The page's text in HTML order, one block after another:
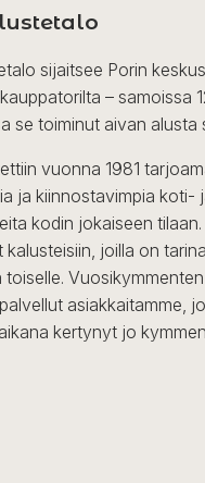
sijaitsee Porin
– samoissa
se toiminut aivan alusta
vuonna 1981
ja kiinnostavimpia koti-
kodin jokaiseen tilaan.
kalusteisiin, joilla on
asiakkaitamme,
kertynyt jo